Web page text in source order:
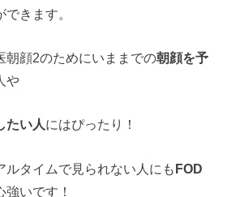
きます。
朝顔2のためにいままでの朝顔を予
や
たい人にはぴったり！
ルタイムで見られない人にもFOD
強いです！